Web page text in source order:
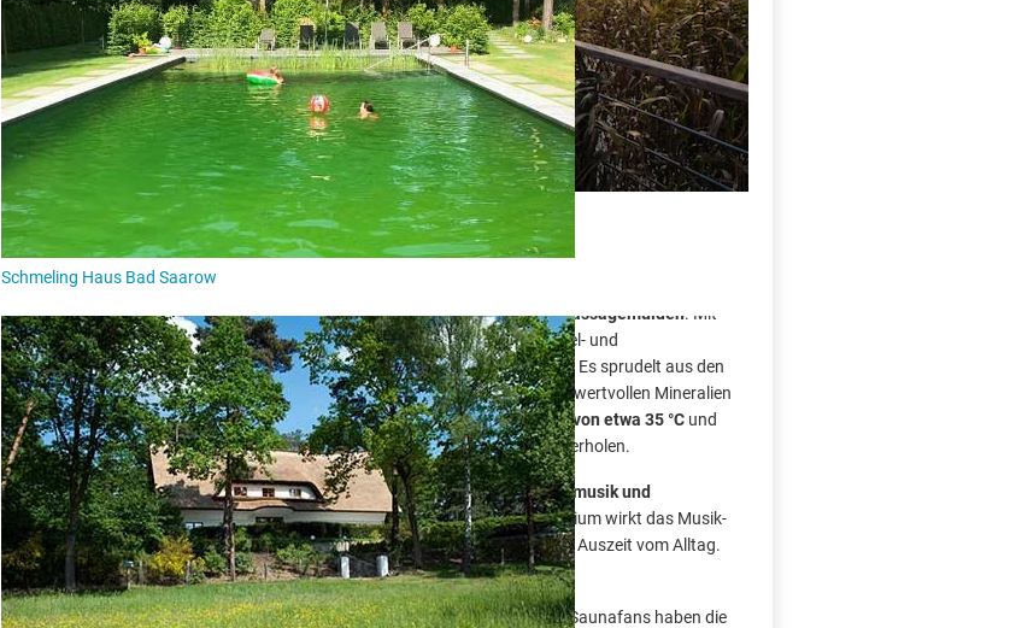
Schmeling Haus Bad Saarow
Foto: A-Rosa Scharmützelsee
SaarowTherme: Thermalsolebad, Sauna, Wellness & Beauty
Direkt im Herzen von Bad Saarow liegt die SaarowTherme, das vielleicht
Thermalsolebad Deutschlands mit Unterwassergeysiren, Whirlpools und Massagemulden. Mit
675 m²bietet esdie größte zusammenhängende Thermalsoleflächein Mittel- und
Norddeutschland. Das Thermalsolewasser entstammt derCatharinenquelle. Es sprudelt aus den
Tiefen der Erde und hat sich auf seinem Weg durch die Gesteinsschichten mit wertvollen Mineralien
und Spurenelementen angereichert. Bei einer konstantenWassertemperatur von etwa 35 °C und
einerSolekonzentration von 3 %könnt Ihr wunderbar entspannen und Euch erholen.
Eine tolle Erfahrung bietet dasAqua-Sound Stimmungsbad mit Unterwassermusik und
beruhigenden Lichtspielen. Durch die Anreicherung mit Lithium und Magnesium wirkt das Musik-
Lichtbadstimmungsaufhellendund beugt Depressionen vor – perfekt für die Auszeit vom Alltag.
DieSaunalandschaftim Hauptgebäude wurde 2018 komplett neu gestaltet. Saunafans haben die